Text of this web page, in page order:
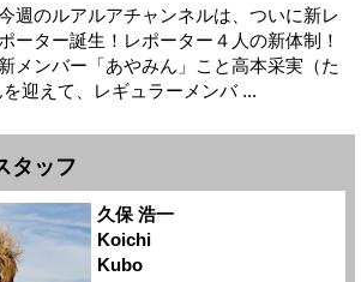
週のルアルアチャンネルは、ついに新レ
ポーター誕生！レポーター４人の新体制！
新メンバー「あやみん」こと高本采実（た
迎えて、レギュラーメンバ ...
タッフ
久保 浩一
Koichi
Kubo